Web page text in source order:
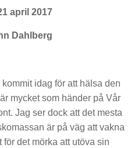
april 2017
Dahlberg
idag för att hälsa den
mycket som händer på Vår
Jag ser dock att det mesta
är på väg att vakna
det mörka att utöva sin